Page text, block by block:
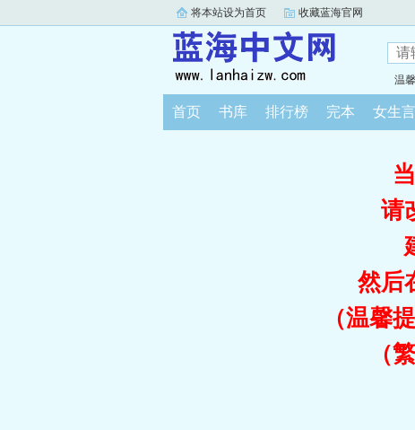
将本站设为首页 收藏蓝海官网
温
首页 书库 排行榜 完本 女生
请
然后
（温馨
（